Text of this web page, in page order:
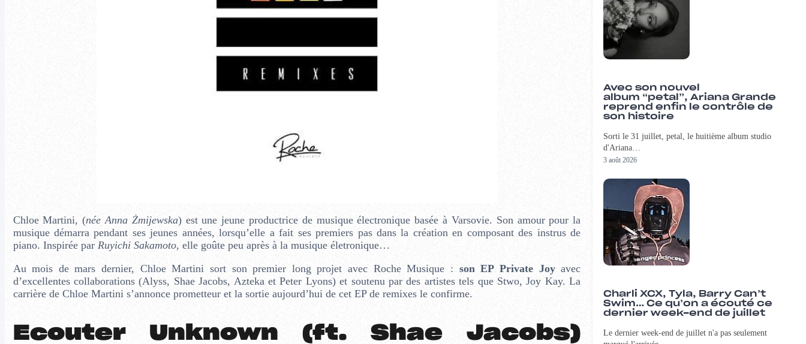
Chloe Martini, (née Anna Żmijewska) est une jeune productrice de musique électronique basée à Varsovie. Son amour pour la
musique démarra pendant ses jeunes années, lorsqu’elle a fait ses premiers pas dans la création en composant des instrus de
piano. Inspirée par Ruyichi Sakamoto, elle goûte peu après à la musique életronique…
Au mois de mars dernier, Chloe Martini sort son premier long projet avec Roche Musique : son EP Private Joyavec
d’excellentes collaborations (Alyss, Shae Jacobs, Azteka et Peter Lyons) et soutenu par des artistes tels que Stwo, Joy Kay. La
carrière de Chloe Martini s’annonce prometteur et la sortie aujourd’hui de cet EP de remixes le confirme.
Ecouter Unknown (ft. Shae Jacobs)
Avec son nouvel
album “petal”, Ariana Grande
reprend enfin le contrôle de
son histoire
Sorti le 31 juillet, petal, le huitième album studio
d'Ariana…
3 août 2026
Charli XCX, Tyla, Barry Can’t
Swim… Ce qu’on a écouté ce
dernier week-end de juillet
Le dernier week-end de juillet n'a pas seulement